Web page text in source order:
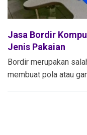
Jasa Bordir
Jenis Pakaian
Bordir merupakan
membuat pola atau